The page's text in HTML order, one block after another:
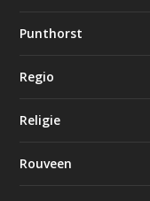
Punthorst
Regio
Religie
Rouveen